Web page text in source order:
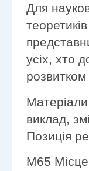
Для
усіх, хто
Матеріали
виклад,
Позиція
М65